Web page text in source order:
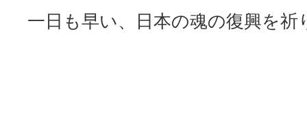
一日も早い、日本の魂の復興を祈